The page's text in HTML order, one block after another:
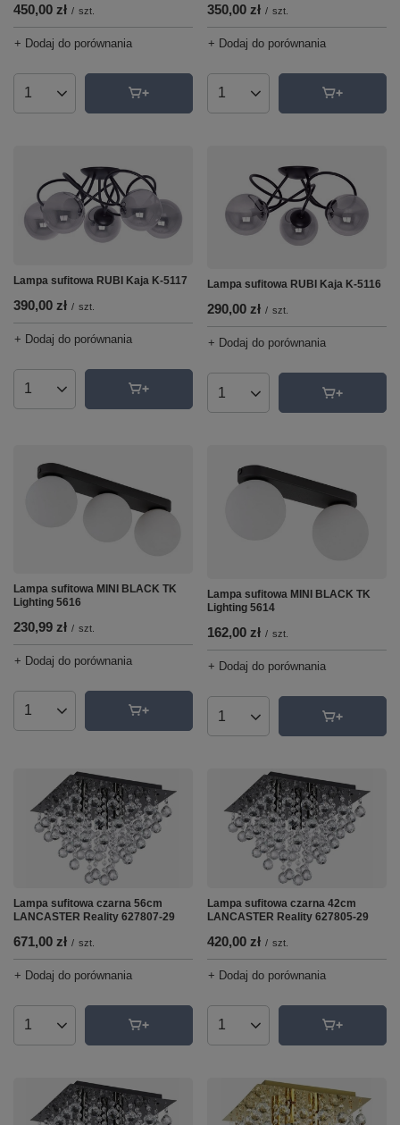
450,00 zł / szt.
+ Dodaj do porównania
Ilość produktów
350,00 zł / szt.
+ Dodaj do porównania
Ilość produktów
Lampa sufitowa RUBI Kaja K-5117
390,00 zł / szt.
+ Dodaj do porównania
Ilość produktów
Lampa sufitowa RUBI Kaja K-5116
290,00 zł / szt.
+ Dodaj do porównania
Ilość produktów
Lampa sufitowa MINI BLACK TK
Lighting 5616
230,99 zł / szt.
+ Dodaj do porównania
Ilość produktów
Lampa sufitowa MINI BLACK TK
Lighting 5614
162,00 zł / szt.
+ Dodaj do porównania
Ilość produktów
Lampa sufitowa czarna 56cm
LANCASTER Reality 627807-29
671,00 zł / szt.
+ Dodaj do porównania
Ilość produktów
Lampa sufitowa czarna 42cm
LANCASTER Reality 627805-29
420,00 zł / szt.
+ Dodaj do porównania
Ilość produktów